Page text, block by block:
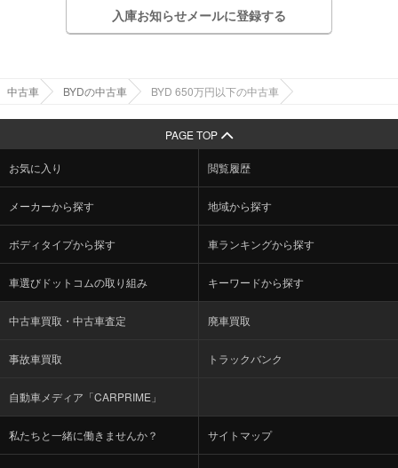
入庫お知らせメールに登録する
中古車 BYDの中古車 BYD 650万円以下の中古車
PAGE TOP
お気に入り 閲覧履歴
メーカーから探す 地域から探す
ボディタイプから探す 車ランキングから探す
車選びドットコムの取り組み キーワードから探す
中古車買取・中古車査定 廃車買取
事故車買取 トラックバンク
自動車メディア「CARPRIME」
私たちと一緒に働きませんか？ サイトマップ